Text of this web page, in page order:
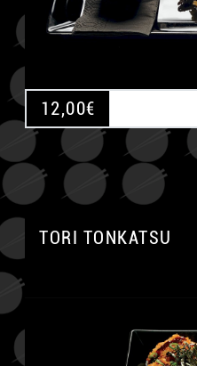
12,00€
TORI TONKATSU